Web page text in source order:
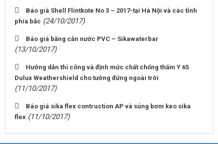
Báo giá Shell Flintkote No 3 – 2017-tại Hà Nội và các tỉnh
phía bắc (24/10/2017)
Báo giá băng cản nước PVC – Sikawaterbar
(13/10/2017)
Hướng dẫn thi công và định mức chất chống thấm Y 65
Dulux Weathershield cho tường đứng ngoài trời
(11/10/2017)
Báo giá sika flex contruction AP và súng bơm keo sika
flex (11/10/2017)